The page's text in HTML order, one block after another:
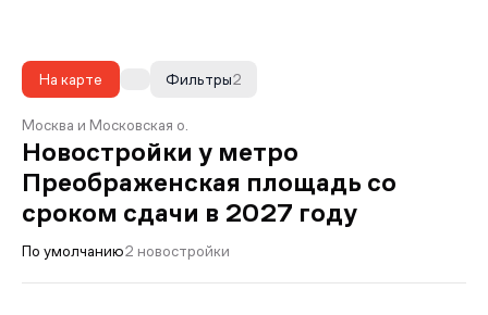
На карте 2
Фильтры
Москва и Московская о.
Новостройки у метро
Преображенская площадь со
сроком сдачи в 2027 году
По умолчанию2 новостройки